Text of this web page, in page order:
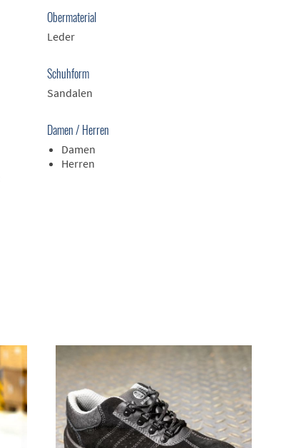
Obermaterial
Leder
Schuhform
Sandalen
Damen / Herren
Damen
Herren